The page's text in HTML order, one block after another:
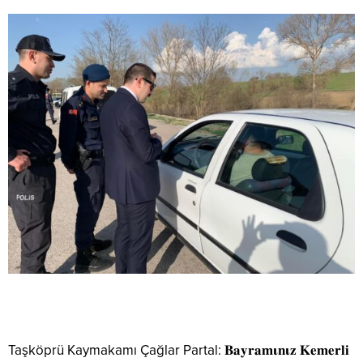
Taşköprü Kaymakamı Çağlar Partal: 𝐁𝐚𝐲𝐫𝐚𝐦𝛊𝐧𝛊𝐳 𝐊𝐞𝐦𝐞𝐫𝐥𝐢